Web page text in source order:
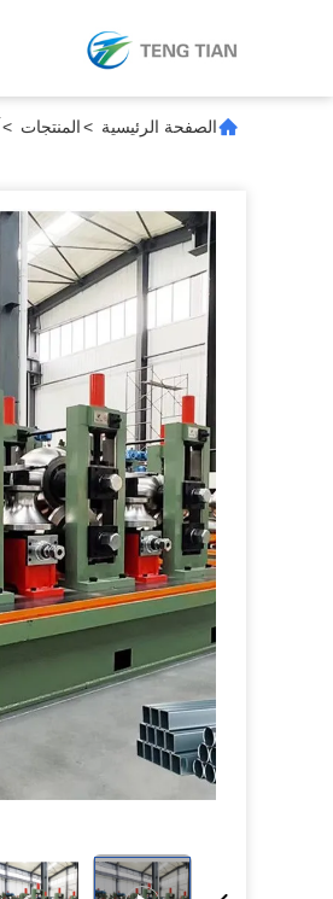
الصفحة الرئيسية >المنتجات >